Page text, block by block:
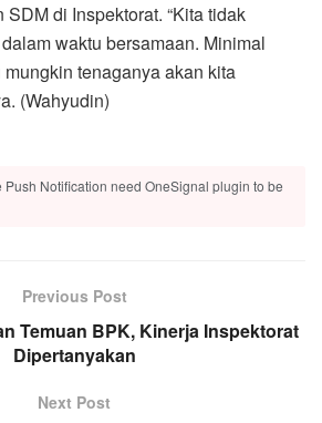
di Inspektorat. “Kita tidak
waktu bersamaan. Minimal
tenaganya akan kita
(Wahyudin)
Push Notification need OneSignal plugin to be
Previous Post
Temuan BPK, Kinerja Inspektorat
Dipertanyakan
Next Post